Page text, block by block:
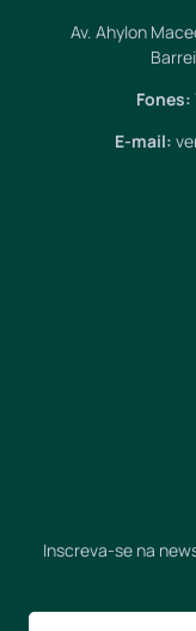
Av. Ahylon
Fones:
E-mail:
Inscreva-se na